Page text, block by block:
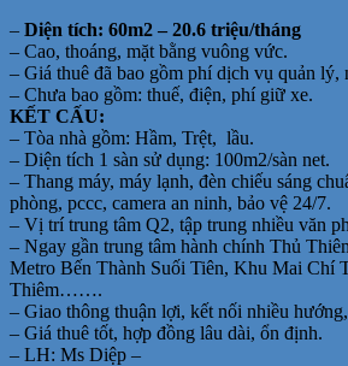
– Diện tích: 60m2 – 20.6 triệu/tháng
– Cao, thoáng, mặt bằng vuông vức.
– Giá thuê đã bao gồm phí dịch vụ quản lý,
– Chưa bao gồm: thuế, điện, phí giữ xe.
KẾT CẤU:
– Tòa nhà gồm: Hầm, Trệt, lầu.
– Diện tích 1 sàn sử dụng: 100m2/sàn net.
– Thang máy, máy lạnh, đèn chiếu sáng
phòng, pccc, camera an ninh, bảo vệ 24/7.
– Vị trí trung tâm Q2, tập trung nhiều văn
– Ngay gần trung tâm hành chính Thủ
Metro Bến Thành Suối Tiên, Khu Mai Chí
Thiêm…….
– Giao thông thuận lợi, kết nối nhiều
– Giá thuê tốt, hợp đồng lâu dài, ổn định.
– LH: Ms Diệp –